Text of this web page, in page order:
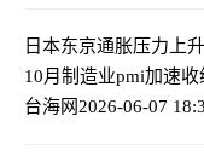
日本东京通胀压力上
10月制造业pmi加速
台海网2026-06-07